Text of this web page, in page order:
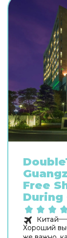
Free
During
Китай
Хороший